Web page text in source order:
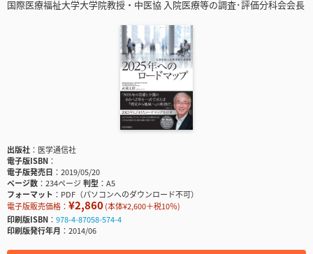
国際医療福祉大学大学院教授・中医協 入院医療等の調査･評価分科会会長
出版社
医学通信社
電子版ISBN
電子版発売日
2019/05/20
ページ数
234ページ判型
A5
フォーマット
PDF（パソコンへのダウンロード不可）
電子版販売価格： ¥2,860(本体¥2,600＋税10％)
印刷版ISBN
978-4-87058-574-4
印刷版発行年月
2014/06